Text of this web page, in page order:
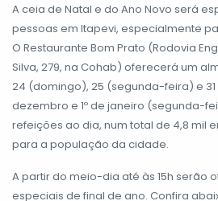
A ceia de Natal e do Ano Novo será
pessoas em Itapevi, especialmente
O Restaurante Bom Prato (Rodovia
Silva, 279, na Cohab) oferecerá um
24 (domingo), 25 (segunda-feira) e
dezembro e 1º de janeiro (segunda-
refeições ao dia, num total de 4,8 mil
para a população da cidade.
A partir do meio-dia até às 15h serão
especiais de final de ano. Confira